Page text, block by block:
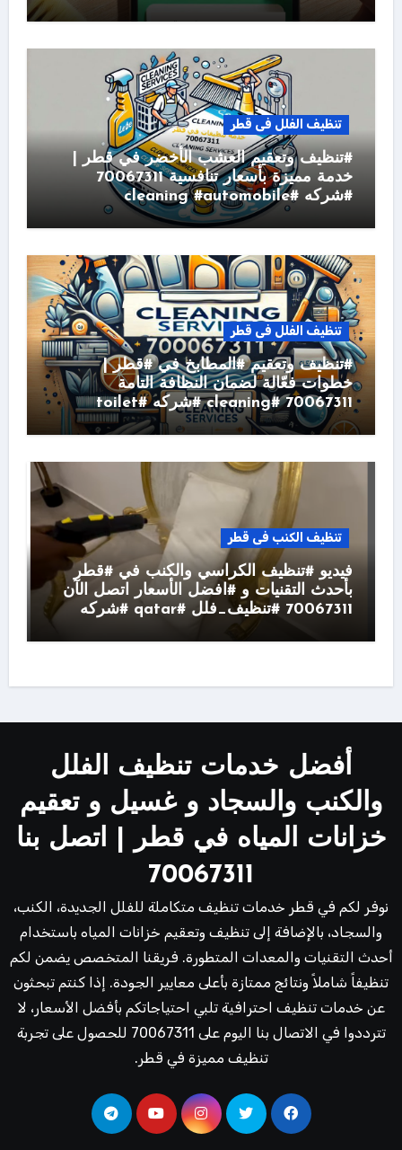
تنظيف الفلل فى قطر
#تنظيف وتعقيم العشب الأخضر في قطر |
خدمة مميزة بأسعار تنافسية 70067311
#شركه #cleaning #automobile
تنظيف الفلل فى قطر
#تنظيف وتعقيم #المطابخ في #قطر |
خطوات فعّالة لضمان النظافة التامة
70067311 #cleaning #شركه #toilet
تنظيف الكنب فى قطر
فيديو #تنظيف الكراسي والكنب في #قطر
بأحدث التقنيات و #افضل الأسعار اتصل الآن
70067311 #تنظيف_فلل #qatar #شركه
أفضل خدمات تنظيف الفلل
والكنب والسجاد و غسيل و تعقيم
خزانات المياه في قطر | اتصل بنا
70067311
نوفر لكم في قطر خدمات تنظيف متكاملة للفلل الجديدة، الكنب،
والسجاد، بالإضافة إلى تنظيف وتعقيم خزانات المياه باستخدام
أحدث التقنيات والمعدات المتطورة. فريقنا المتخصص يضمن لكم
تنظيفاً شاملاً ونتائج ممتازة بأعلى معايير الجودة. إذا كنتم تبحثون
عن خدمات تنظيف احترافية تلبي احتياجاتكم بأفضل الأسعار، لا
تترددوا في الاتصال بنا اليوم على 70067311 للحصول على تجربة
تنظيف مميزة في قطر.